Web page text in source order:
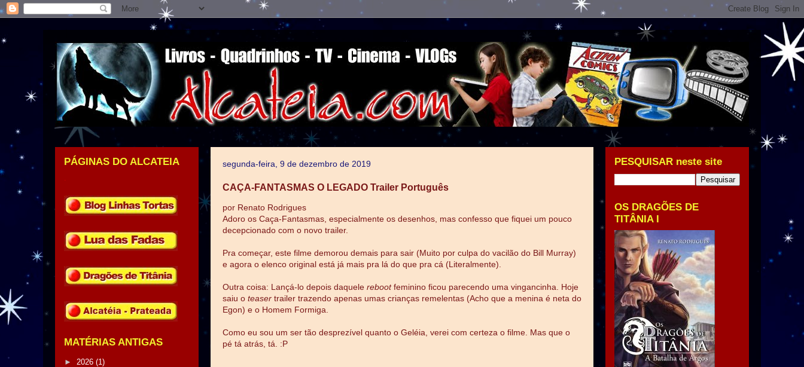
segunda-feira, 9 de dezembro de 2019
CAÇA-FANTASMAS O LEGADO Trailer Português
por Renato Rodrigues
Adoro os Caça-Fantasmas, especialmente os desenhos, mas confesso que fiquei um pouco
decepcionado com o novo trailer.
Pra começar, este filme demorou demais para sair (Muito por culpa do vacilão do Bill Murray)
e agora o elenco original está já mais pra lá do que pra cá (Literalmente).
Outra coisa: Lançá-lo depois daquele rebootfeminino ficou parecendo uma vingancinha. Hoje
saiu o teaser trailer trazendo apenas umas crianças remelentas (Acho que a menina é neta do
Egon) e o Homem Formiga.
Como eu sou um ser tão desprezível quanto o Geléia, verei com certeza o filme. Mas que o
pé tá atrás, tá. :P
PÁGINAS DO ALCATEIA
MATÉRIAS ANTIGAS
► 2026 (1)
PESQUISAR neste site
OS DRAGÕES DE
TITÂNIA I